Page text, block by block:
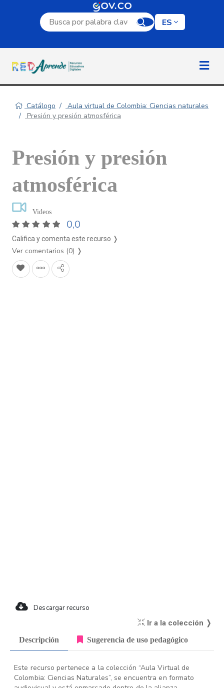
Campo de búsqueda por palabra clave
ES
Catálogo
Aula virtual de Colombia: Ciencias naturales
Presión y presión atmosférica
Presión y presión
atmosférica
Videos
0,0
Califica y comenta este recurso ❭
Ver comentarios (0) ❭
Descargar recurso
Ir a la colección ❭
Descripción Sugerencia de uso pedagógico
Este recurso pertenece a la colección “Aula Virtual de
Colombia: Ciencias Naturales”, se encuentra en formato